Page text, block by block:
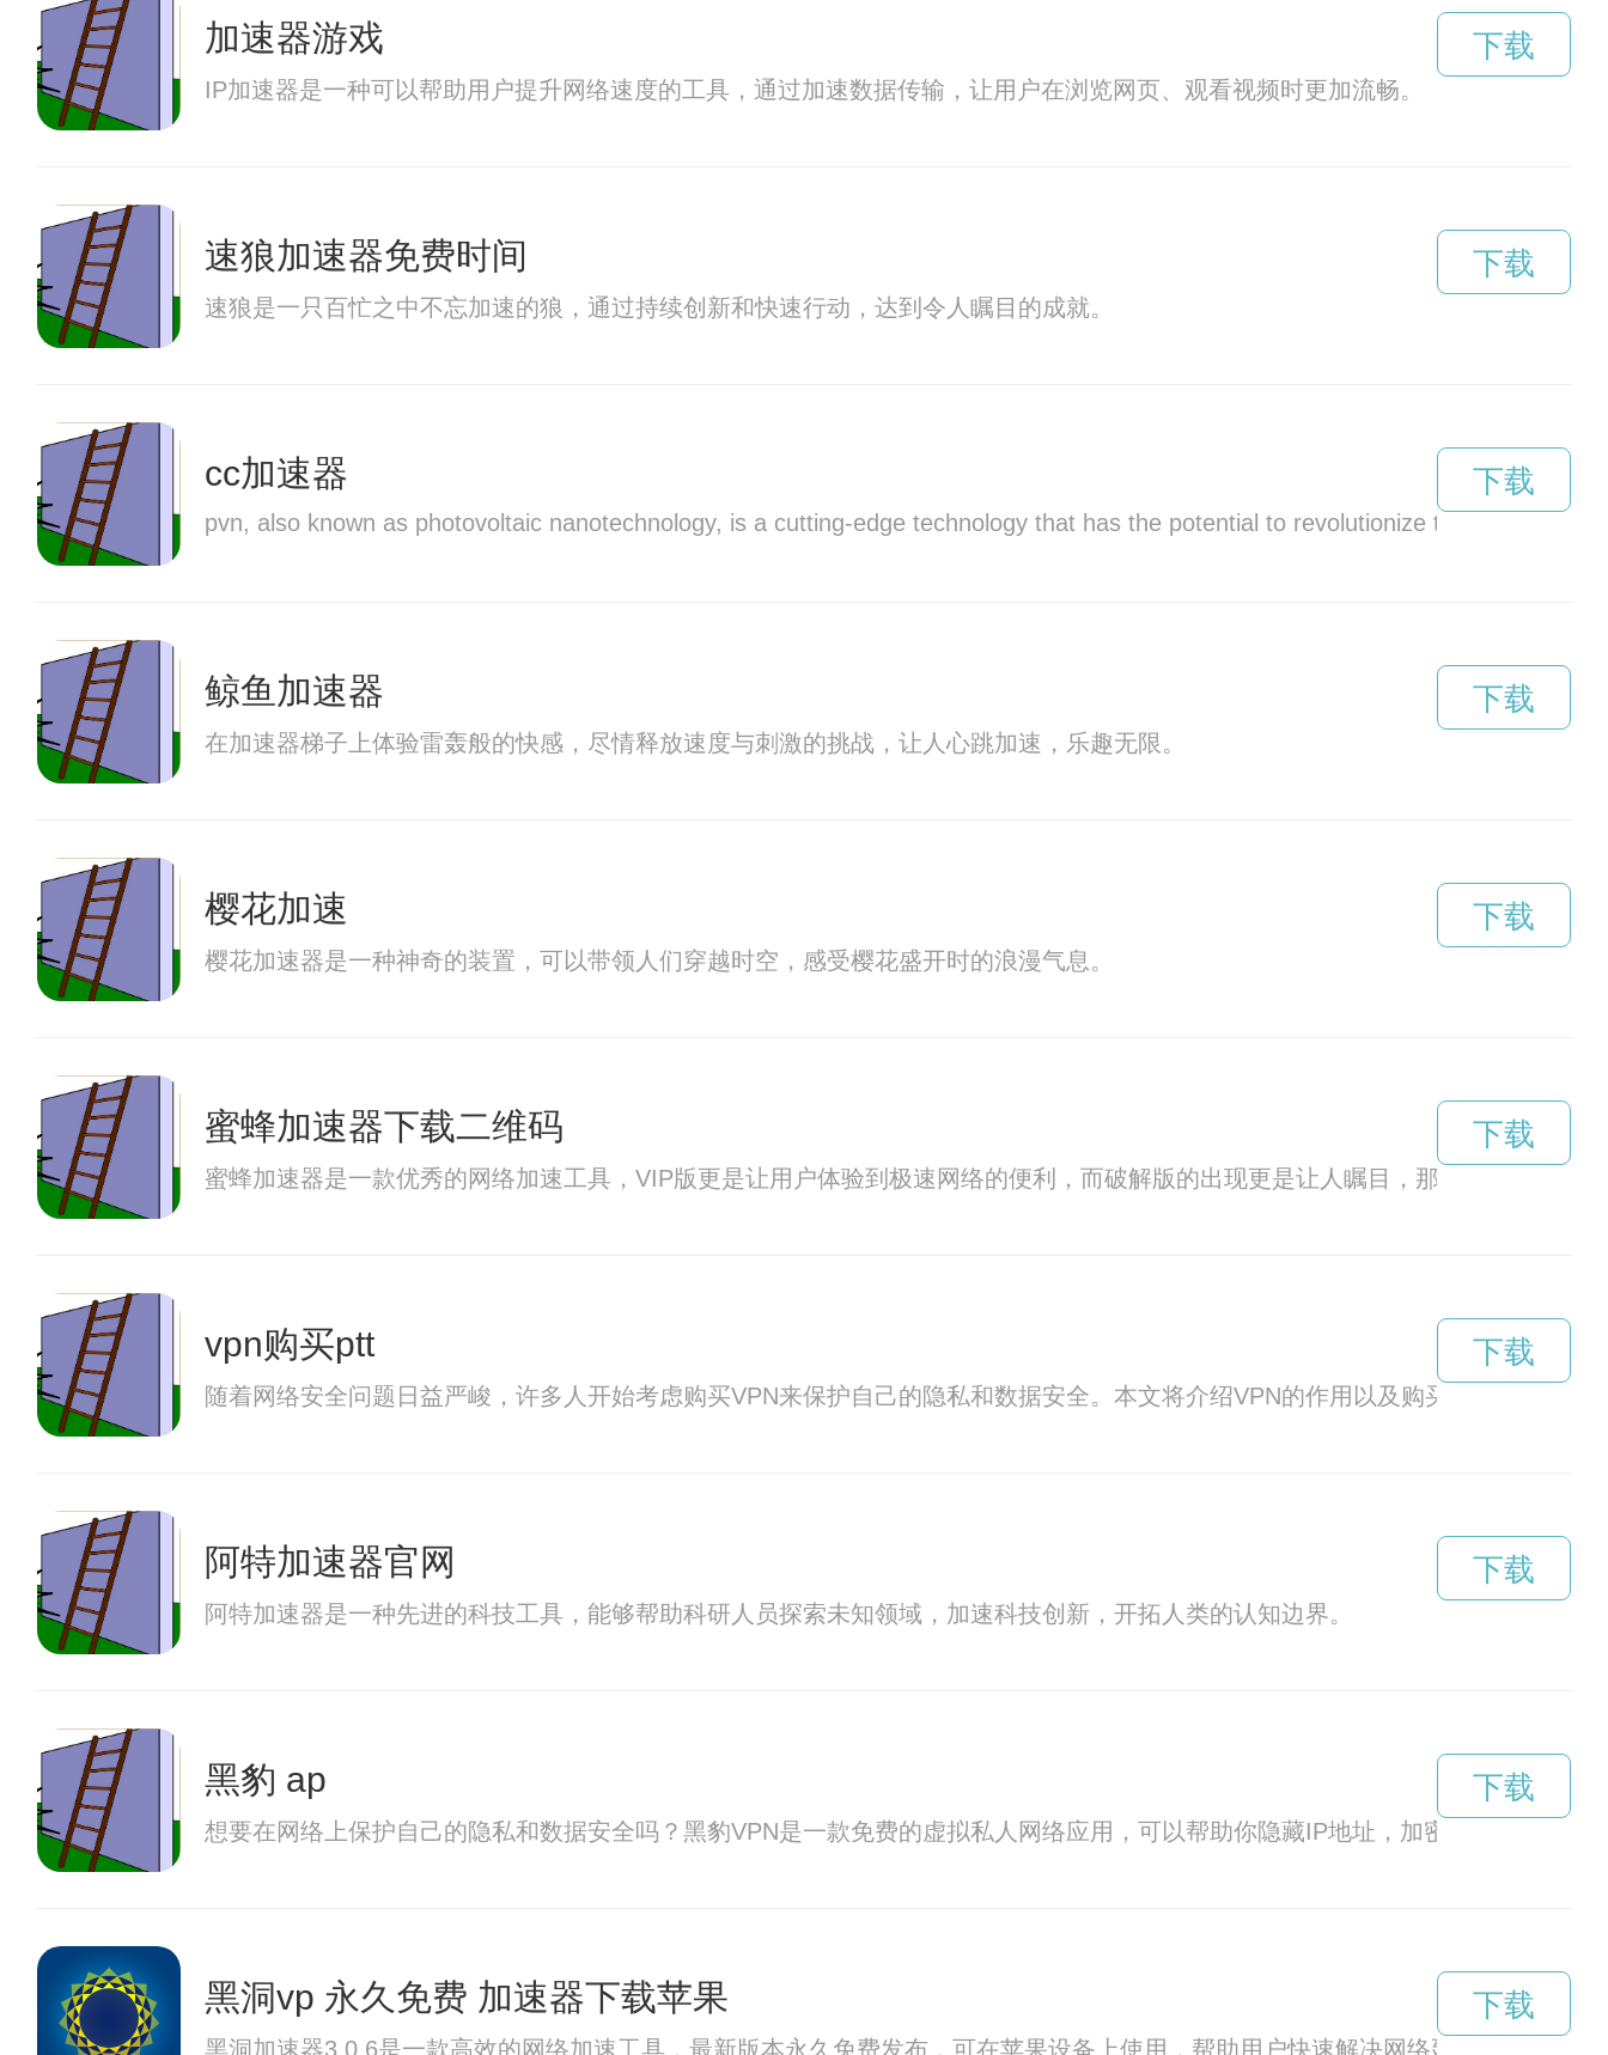
加速器游戏
IP加速器是一种可以帮助用户提升网络速度的工具，通过加速数据传输，让用户在浏览网页、观看视频时更加流畅。
下载
速狼加速器免费时间
速狼是一只百忙之中不忘加速的狼，通过持续创新和快速行动，达到令人瞩目的成就。
下载
cc加速器
pvn, also known as photovoltaic nanotechnology, is a cutting-edge technology that has the potential to revolutionize the energy
下载
鲸鱼加速器
在加速器梯子上体验雷轰般的快感，尽情释放速度与刺激的挑战，让人心跳加速，乐趣无限。
下载
樱花加速
樱花加速器是一种神奇的装置，可以带领人们穿越时空，感受樱花盛开时的浪漫气息。
下载
蜜蜂加速器下载二维码
蜜蜂加速器是一款优秀的网络加速工具，VIP版更是让用户体验到极速网络的便利，而破解版的出现更是让人瞩目，那么这其中到底
下载
vpn购买ptt
随着网络安全问题日益严峻，许多人开始考虑购买VPN来保护自己的隐私和数据安全。本文将介绍VPN的作用以及购买VPN的原因。
下载
阿特加速器官网
阿特加速器是一种先进的科技工具，能够帮助科研人员探索未知领域，加速科技创新，开拓人类的认知边界。
下载
黑豹 ap
想要在网络上保护自己的隐私和数据安全吗？黑豹VPN是一款免费的虚拟私人网络应用，可以帮助你隐藏IP地址，加密网络流量，保
下载
黑洞vp 永久免费 加速器下载苹果
黑洞加速器3.0.6是一款高效的网络加速工具，最新版本永久免费发布，可在苹果设备上使用，帮助用户快速解决网络延迟的问题。
下载